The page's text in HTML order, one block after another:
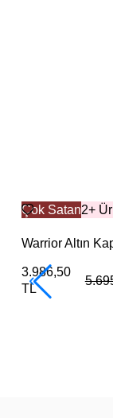
Çok Satan2+
Warrior Altın
3.986,50
TL